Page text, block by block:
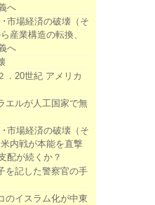
へ
市場経済の破壊（そ
産業構造の転換、
へ
．20世紀 アメリカ
エルが人工国家で無
市場経済の破壊（そ
内戦が本能を直撃
配が続くか？
を記した警察官の手
のイスラム化が中東